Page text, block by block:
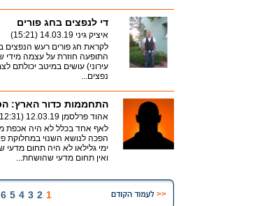
די לנפצים בחג פורים
איציק גיני 14.03.19 (15:21)
לקראת חג פורים רעש הנפצים
התופעה חוזרת על עצמה מידי
עירוני) עושים במיטב
נפצים...
התחממות כדור הארץ:
אהוד פרלסמן 12.03.19 (12:31)
לאף אחד בכלל לא היה אכפת
הפכה לנושא השנוי במחלוקת
ימי גלילאו לא היה תחום מדעי
ואין תחום מדעי שהושחת...
1
2
3
4
5
6